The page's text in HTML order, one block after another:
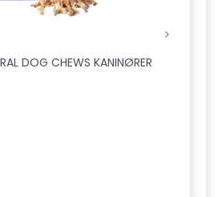
DOG CHEWS KANINØRER